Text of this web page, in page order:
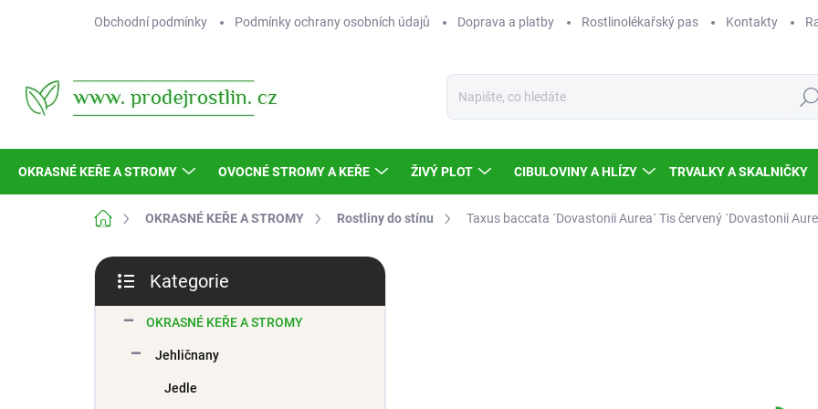
Obchodní podmínky Podmínky ochrany osobních údajů Doprava a platby Rostlinolékařský pas Kontakty
OKRASNÉ KEŘE A STROMY OVOCNÉ STROMY A KEŘE ŽIVÝ PLOT CIBULOVINY A HLÍZY TRVALKY A SKALNIČKY
Domů OKRASNÉ KEŘE A STROMY Rostliny do stínu Taxus baccata ´Dovastonii Aurea´Tis červený ´Dovastonii
P
s
kategorie
Kategorie
OKRASNÉ KEŘE A STROMY
Jehličnany
Jedle